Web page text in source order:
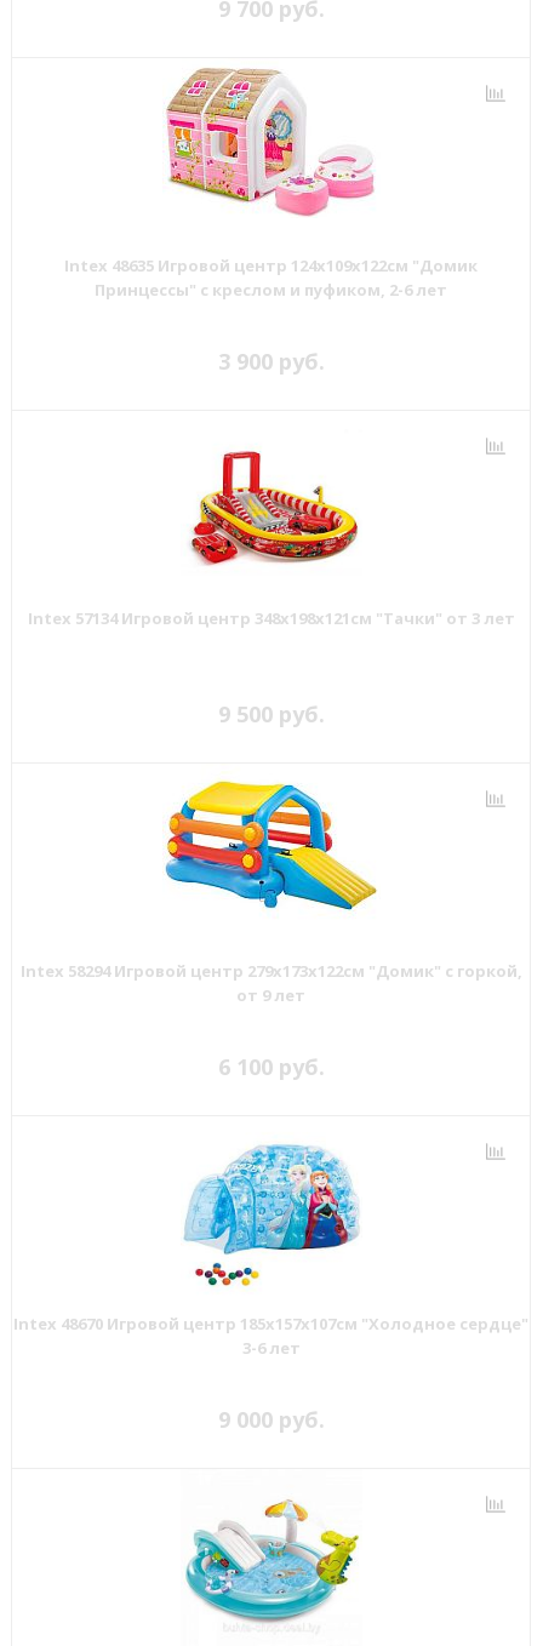
9 700 руб.
Intex 48635 Игровой центр 124х109х122см "Домик
Принцессы" с креслом и пуфиком, 2-6 лет
3 900 руб.
Intex 57134 Игровой центр 348х198х121см "Тачки" от 3 лет
9 500 руб.
Intex 58294 Игровой центр 279х173х122см "Домик" с горкой,
от 9 лет
6 100 руб.
Intex 48670 Игровой центр 185х157х107см "Холодное сердце"
3-6 лет
9 000 руб.